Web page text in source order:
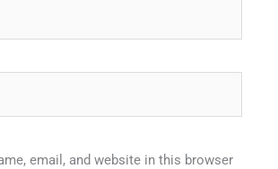
email, and website in this browser